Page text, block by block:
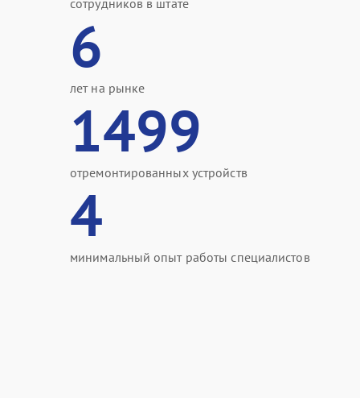
сотрудников в штате
6
лет на рынке
1499
отремонтированных устройств
4
минимальный опыт работы специалистов